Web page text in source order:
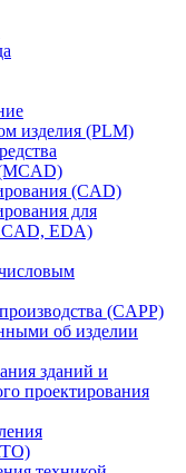
изделия (PLM)
(CAD)
для
EDA)
(CAPP)
об изделии
зданий и
проектирования